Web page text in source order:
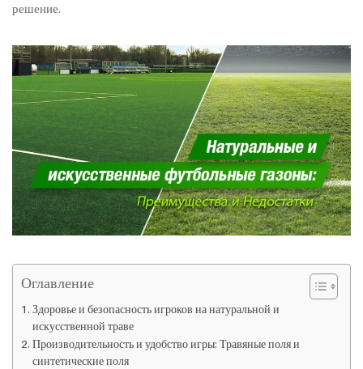
решение.
Оглавление
Здоровье и безопасность игроков на натуральной и
искусственной траве
Производительность и удобство игры: Травяные поля и
синтетические поля